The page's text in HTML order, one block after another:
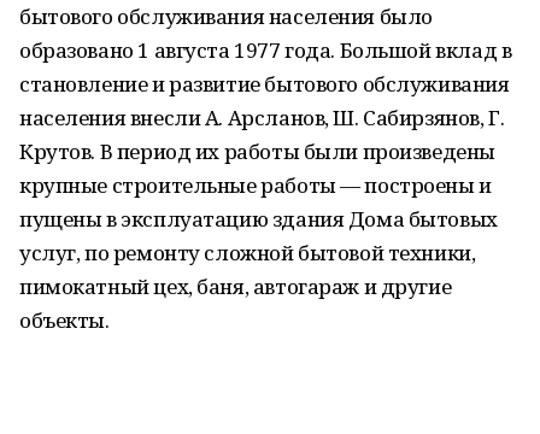
бытового обслуживания населения было
образовано 1 августа 1977 года. Большой вклад в
становление и развитие бытового обслуживания
населения внесли А. Арсланов, Ш. Сабирзянов, Г.
Крутов. В период их работы были произведены
крупные строительные работы — построены и
пущены в эксплуатацию здания Дома бытовых
услуг, по ремонту сложной бытовой техники,
пимокатный цех, баня, автогараж и другие
объекты.